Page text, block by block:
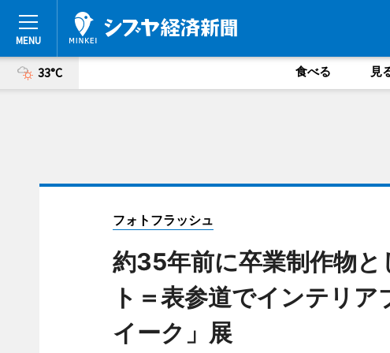
33°C 食べる 見
フォトフラッシュ
約35年前に卒業制作物
ト＝表参道でインテリ
イーク」展